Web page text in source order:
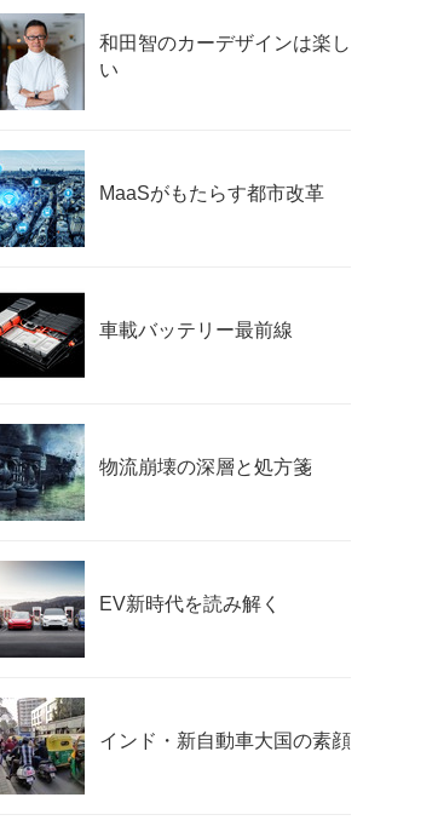
和田智のカーデザインは楽し
い
MaaSがもたらす都市改革
車載バッテリー最前線
物流崩壊の深層と処方箋
EV新時代を読み解く
インド・新自動車大国の素顔